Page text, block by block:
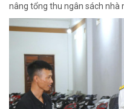
nâng tổng thu ngân sách nhà